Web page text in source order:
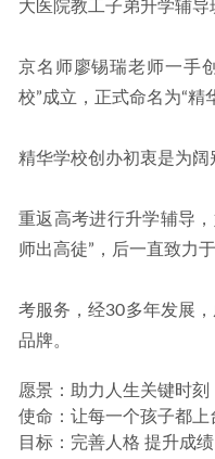
大医院教工子弟升学辅导
京名师廖锡瑞老师一手
校”成立，正式命名为“精
精华学校创办初衷是为阔
重返高考进行升学辅导
师出高徒”，后一直致力
考服务，经30多年发展
品牌。
愿景：助力人生关键时刻
使命：让每一个孩子都上
目标：完善人格 提升成绩
习网课教程 2023-07-29
2024李博恩高一英语a+
2024龙天宇初三英语a+